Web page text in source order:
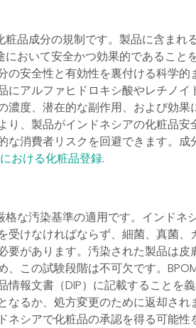
品成分の規制です。製品に含まれ
おいて安全かつ効果的であること
の安全性と有効性を裏付ける科学的
にアルファヒドロキシ酸やレチノイ
濃度、潜在的な副作用、および効果
り、製品がインドネシアの化粧品安
な消費者リスクを回避できます。成
おける化粧品登録.
な汚染基準の適用です。インドネシ
受けなければならず、細菌、真菌、
要があります。汚染された製品は皮
この試験段階は不可欠です。
報文書（DIP）に記載することを
なるか、処方変更のために返却され
シアで化粧品の承認を得る可能性